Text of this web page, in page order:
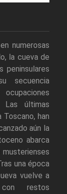
numerosas
la cueva de
peninsulares
secuencia
Las últimas
Toscano, han
aún la
abarca
una época
vuelve a
restos